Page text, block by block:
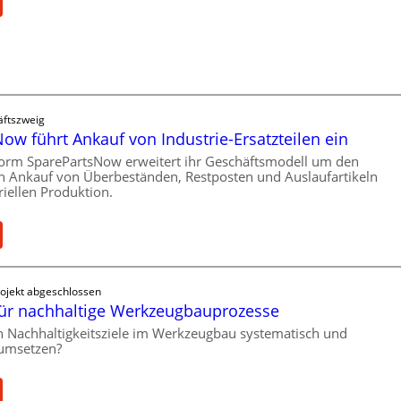
c
X
führt Ankauf von Industrie-Ersatzteilen ein
SparePartsNow erweitert ihr Geschäftsmodell um den
Ankauf von Überbeständen, Restposten und Auslaufartikeln
Produktion.
abgeschlossen
nachhaltige Werkzeugbauprozesse
Nachhaltigkeitsziele im Werkzeugbau systematisch und